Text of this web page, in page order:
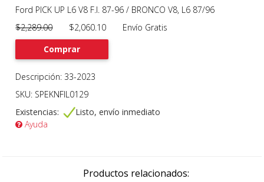
Previous
Ford PICK UP L6 V8 F.I. 87-96 / BRONCO V8, L6 87/96
$2,289.00$2,060.10 Envío Gratis
Comprar
Descripción: 33-2023
SKU: SPEKNFIL0129
Existencias:
Listo, envío inmediato
Ayuda
Productos relacionados: